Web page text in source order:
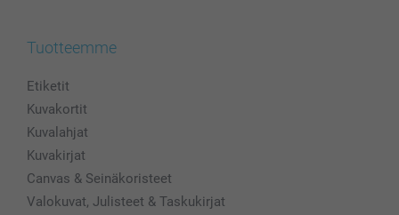
Tuotteemme
Etiketit
Kuvakortit
Kuvalahjat
Kuvakirjat
Canvas & Seinäkoristeet
Valokuvat, Julisteet & Taskukirjat